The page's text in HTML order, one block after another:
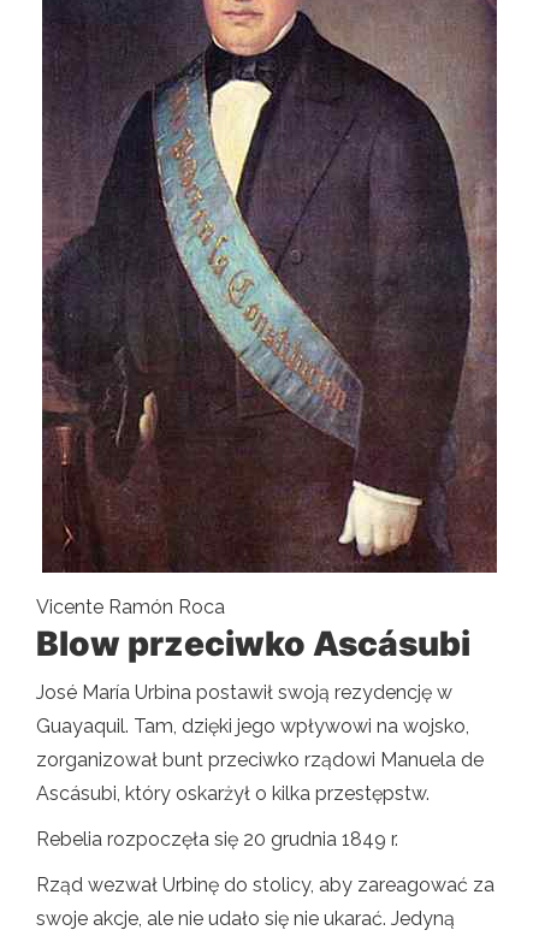
Vicente Ramón Roca
Blow przeciwko Ascásubi
José María Urbina postawił swoją rezydencję w
Guayaquil. Tam, dzięki jego wpływowi na wojsko,
zorganizował bunt przeciwko rządowi Manuela de
Ascásubi, który oskarżył o kilka przestępstw.
Rebelia rozpoczęła się 20 grudnia 1849 r.
Rząd wezwał Urbinę do stolicy, aby zareagować za
swoje akcje, ale nie udało się nie ukarać. Jedyną